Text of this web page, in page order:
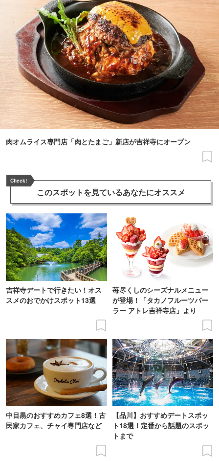
肉オムライス専門店「肉とたまご」新店が吉祥寺にオープン
Check!
このスポットを見ているあなたにオススメ
吉祥寺デートで行きたい！オス
スメのおでかけスポット13選
苺尽くしのシーズナルメニュー
が登場！「タカノフルーツパー
ラー アトレ吉祥寺店」より
中目黒のおすすめカフェ8選！古
民家カフェ、チャイ専門店など
【品川】おすすめデートスポッ
ト18選！定番から話題のスポッ
トまで